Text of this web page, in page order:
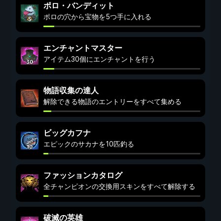
ポロ・バンディット
ポロの穴から宝物を5つ手に入れる
エンチャントマスター
アイテム30個にエンチャントを行う
物語収集の達人
解除できる物語のエントリーをすべて集める
ビッグカフナ
エピックのサカナを10匹釣る
ファッションカタログ
全チャンピオンの交換用スキンをすべて解除する
破滅の英雄